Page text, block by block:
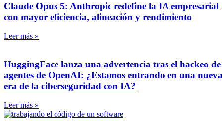
Claude Opus 5: Anthropic redefine la IA empresarial
con mayor eficiencia, alineación y rendimiento
Leer más »
HuggingFace lanza una advertencia tras el hackeo de
agentes de OpenAI: ¿Estamos entrando en una nueva
era de la ciberseguridad con IA?
Leer más »